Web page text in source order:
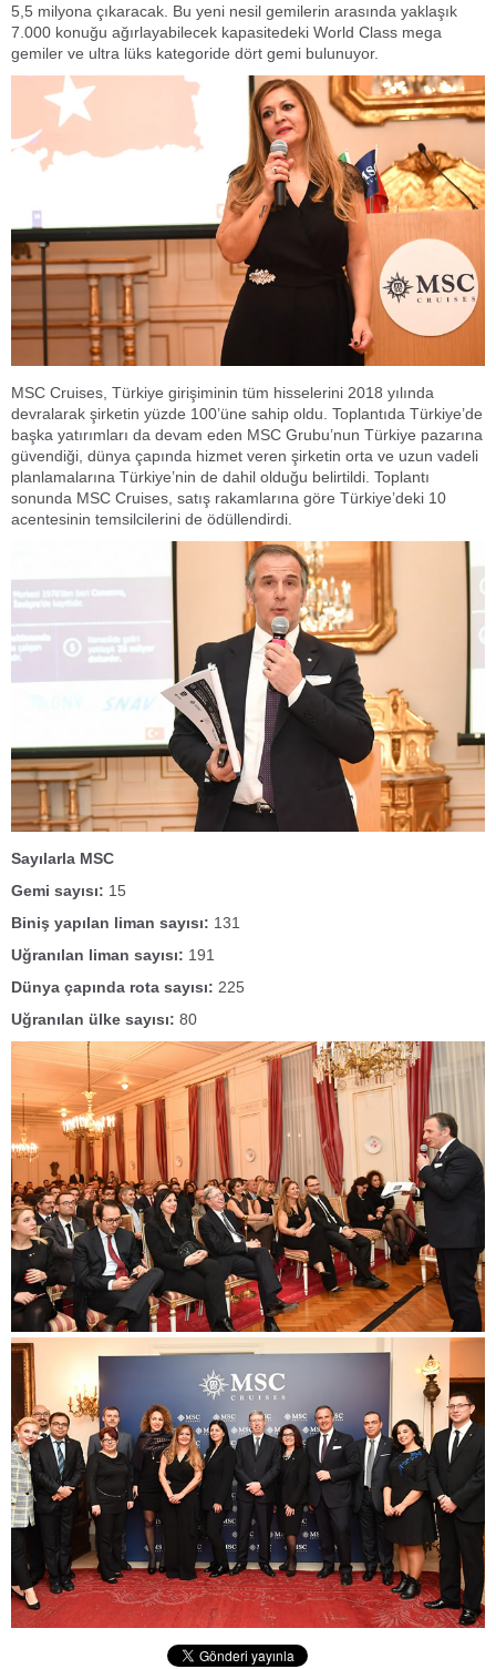
5,5 milyona çıkaracak. Bu yeni nesil gemilerin arasında yaklaşık
7.000 konuğu ağırlayabilecek kapasitedeki World Class mega
gemiler ve ultra lüks kategoride dört gemi bulunuyor.
MSC Cruises, Türkiye girişiminin tüm hisselerini 2018 yılında
devralarak şirketin yüzde 100’üne sahip oldu. Toplantıda Türkiye’de
başka yatırımları da devam eden MSC Grubu’nun Türkiye pazarına
güvendiği, dünya çapında hizmet veren şirketin orta ve uzun vadeli
planlamalarına Türkiye’nin de dahil olduğu belirtildi. Toplantı
sonunda MSC Cruises, satış rakamlarına göre Türkiye’deki 10
acentesinin temsilcilerini de ödüllendirdi.
Sayılarla MSC
Gemi sayısı: 15
Biniş yapılan liman sayısı: 131
Uğranılan liman sayısı: 191
Dünya çapında rota sayısı: 225
Uğranılan ülke sayısı: 80